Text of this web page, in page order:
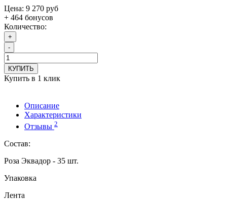
Цена: 9 270 руб
+ 464 бонусов
Количество:
+
-
КУПИТЬ
Купить в 1 клик
Описание
Характеристики
Отзывы 2
Состав:
Роза Эквадор - 35 шт.
Упаковка
Лента